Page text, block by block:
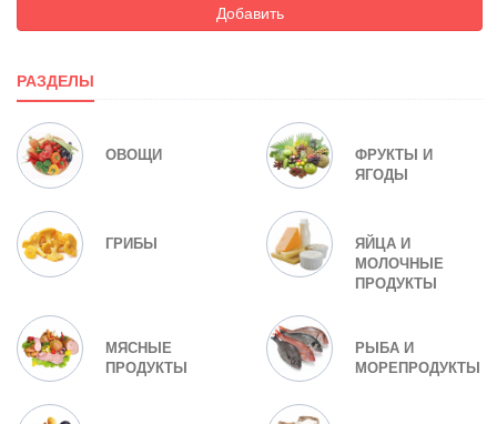
Добавить
РАЗДЕЛЫ
ОВОЩИ
ФРУКТЫ И
ЯГОДЫ
ГРИБЫ
ЯЙЦА И
МОЛОЧНЫЕ
ПРОДУКТЫ
МЯСНЫЕ
ПРОДУКТЫ
РЫБА И
МОРЕПРОДУКТЫ